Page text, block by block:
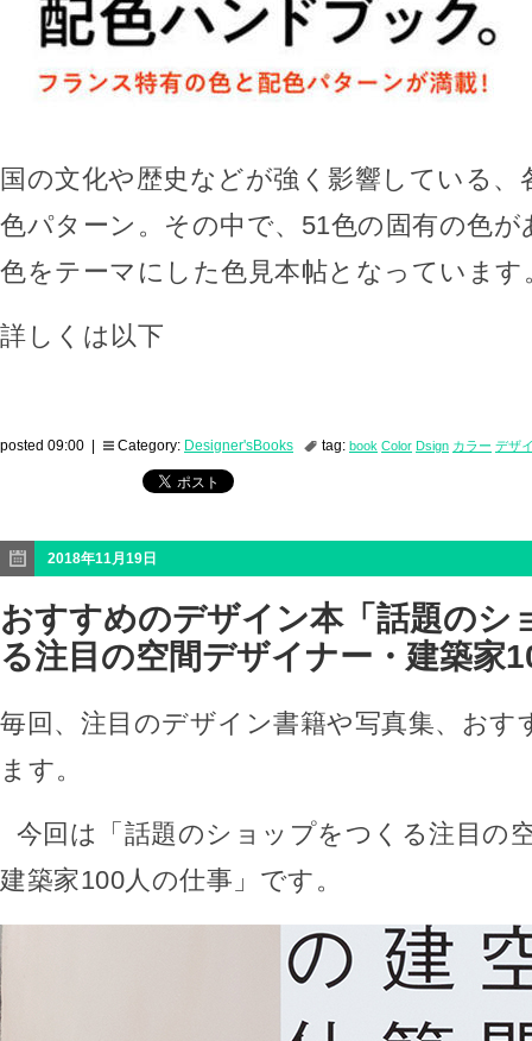
国の文化や歴史などが強く影響している、
色パターン。その中で、51色の固有の色
色をテーマにした色見本帖となっています
詳しくは以下
posted 09:00 | Category: Designer'sBooks tag: book Color Dsign カラー デザ
2018年11月19日
おすすめのデザイン本「話題のシ
る注目の空間デザイナー・建築家
毎回、注目のデザイン書籍や写真集、おす
ます。
今回は「話題のショップをつくる注目の
建築家100人の仕事」です。